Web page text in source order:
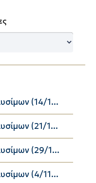
(14/1...
(21/1...
(29/1...
(4/11...